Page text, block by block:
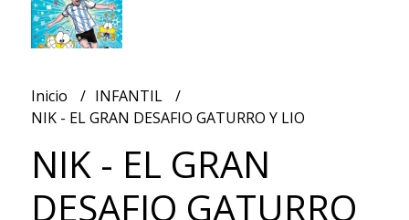
Inicio
INFANTIL
NIK - EL GRAN DESAFIO GATURRO Y LIO
NIK - EL GRAN
DESAFIO GATURRO